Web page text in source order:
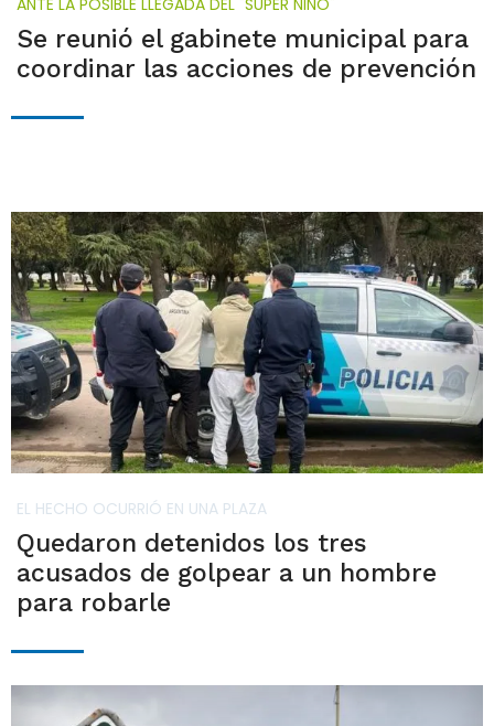
Se reunió el gabinete municipal para
coordinar las acciones de prevención
EL HECHO OCURRIÓ EN UNA PLAZA
Quedaron detenidos los tres
acusados de golpear a un hombre
para robarle